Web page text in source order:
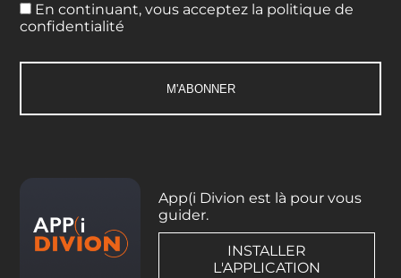
En continuant, vous acceptez la politique de
confidentialité
App(i Divion est là pour vous
guider.
INSTALLER
L'APPLICATION